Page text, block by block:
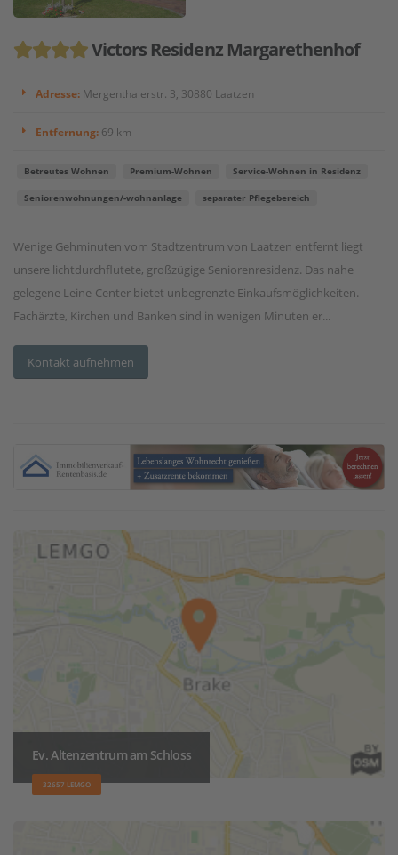
Victors Residenz Margarethenhof
Adresse: Mergenthalerstr. 3, 30880 Laatzen
Entfernung: 69 km
Betreutes Wohnen Premium-Wohnen Service-Wohnen in Residenz
Seniorenwohnungen/-wohnanlage separater Pflegebereich
Wenige Gehminuten vom Stadtzentrum von Laatzen entfernt liegt
unsere lichtdurchflutete, großzügige Seniorenresidenz. Das nahe
gelegene Leine-Center bietet unbegrenzte Einkaufsmöglichkeiten.
Fachärzte, Kirchen und Banken sind in wenigen Minuten er...
Kontakt aufnehmen
Ev. Altenzentrum am Schloss
32657 LEMGO